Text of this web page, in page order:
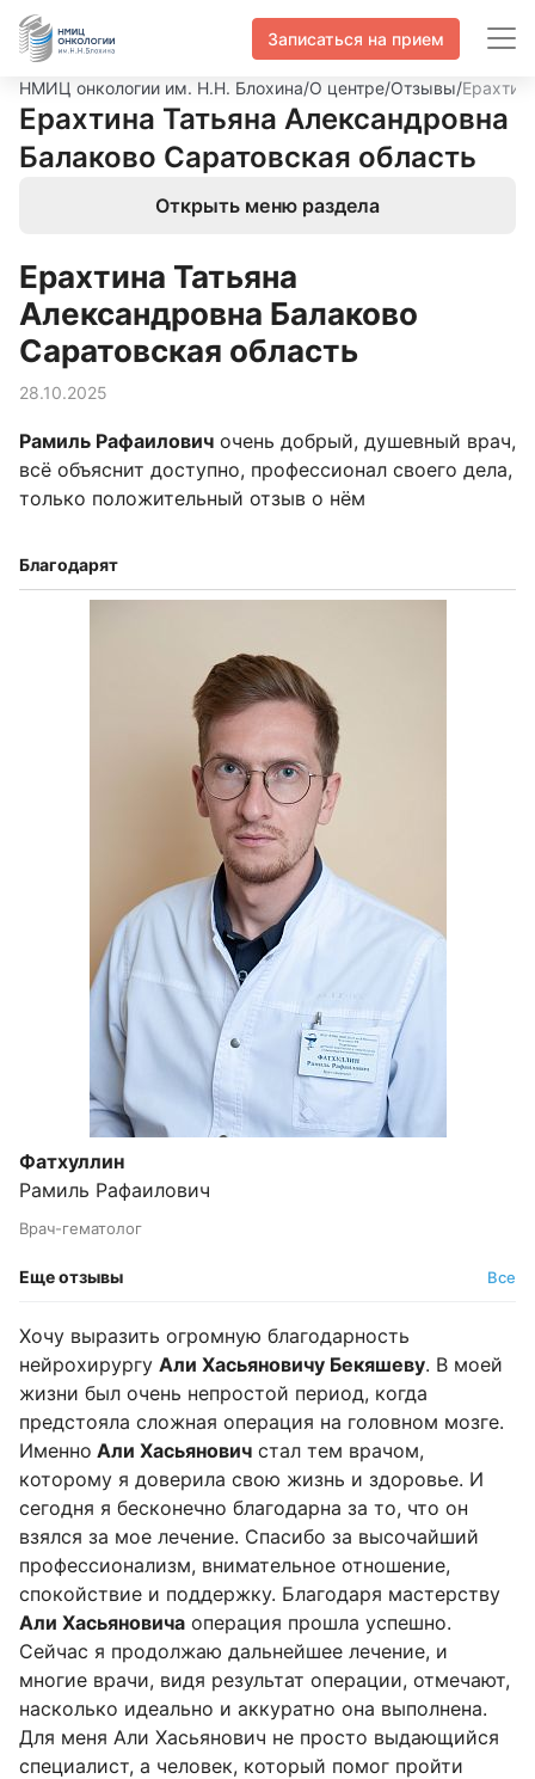
Записаться на прием
НМИЦ онкологии им. Н.Н. Блохина/О центре/Отзывы/
Ерахтина Татьяна Александровна
Балаково Саратовская область
Открыть меню раздела
Ерахтина Татьяна
Александровна Балаково
Саратовская область
28.10.2025
Рамиль Рафаилович очень добрый, душевный врач,
всё объяснит доступно, профессионал своего дела,
только положительный отзыв о нём
Благодарят
Фатхуллин
Рамиль Рафаилович
Врач-гематолог
Еще отзывы Все
Хочу выразить огромную благодарность
нейрохирургу Али Хасьяновичу Бекяшеву. В моей
жизни был очень непростой период, когда
предстояла сложная операция на головном мозге.
Именно Али Хасьянович стал тем врачом,
которому я доверила свою жизнь и здоровье. И
сегодня я бесконечно благодарна за то, что он
взялся за мое лечение. Спасибо за высочайший
профессионализм, внимательное отношение,
спокойствие и поддержку. Благодаря мастерству
Али Хасьяновича операция прошла успешно.
Сейчас я продолжаю дальнейшее лечение, и
многие врачи, видя результат операции, отмечают,
насколько идеально и аккуратно она выполнена.
Для меня Али Хасьянович не просто выдающийся
специалист, а человек, который помог пройти